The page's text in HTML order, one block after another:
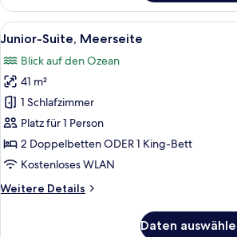
Suite
(Tropical
View)
Alle
Fotos
für
Junior-
Suite,
Meerseite
anzeigen
Ein
7
Junior-Suite, Meerseite
Blick auf den Ozean
41 m²
1 Schlafzimmer
Platz für 1 Person
2 Doppelbetten ODER 1 King-Bett
Kostenloses WLAN
Weitere Details
Weitere
Daten